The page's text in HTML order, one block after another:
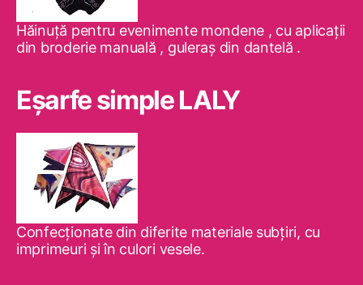
Hăinuţă pentru evenimente mondene , cu aplicaţii
din broderie manuală , guleraş din dantelă .
Eşarfe simple LALY
Confecţionate din diferite materiale subţiri, cu
imprimeuri şi în culori vesele.